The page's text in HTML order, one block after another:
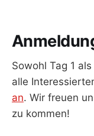
Sowohl Tag 1
alle
an. Wir freuen
zu kommen!